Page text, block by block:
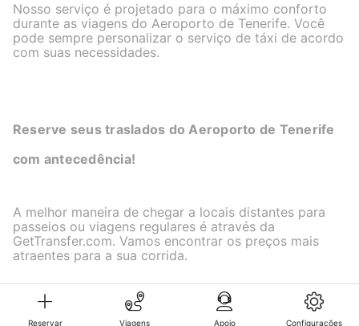
Reservar Viagens Apoio Configurações
Nosso serviço é projetado para o máximo conforto
durante as viagens do Aeroporto de Tenerife. Você
pode sempre personalizar o serviço de táxi de acordo
com suas necessidades.
Reserve seus traslados do Aeroporto de Tenerife
com antecedência!
A melhor maneira de chegar a locais distantes para
passeios ou viagens regulares é através da
GetTransfer.com. Vamos encontrar os preços mais
atraentes para a sua corrida.